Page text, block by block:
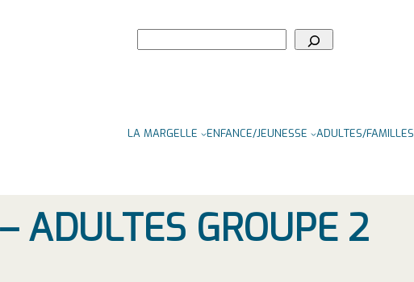
LA MARGELLE ENFANCE/JEUNESSE ADULTES/FAMILLES
ADULTES GROUPE 2